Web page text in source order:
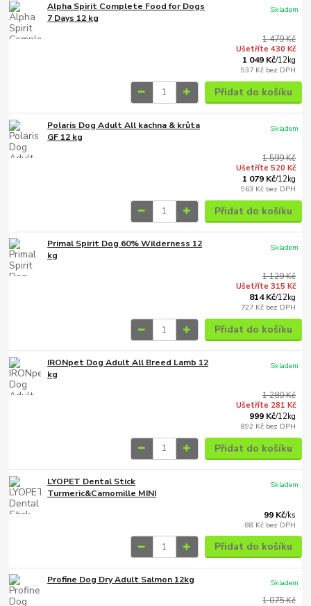
Alpha Spirit Complete Food for Dogs
7 Days 12 kg
1 479 Kč
Ušetříte 430 Kč
1 049 Kč/12kg
937 Kč bez DPH
Skladem
Přidat do košíku
Polaris Dog Adult All kachna & krůta
GF 12 kg
1 599 Kč
Ušetříte 520 Kč
1 079 Kč/12kg
963 Kč bez DPH
Skladem
Přidat do košíku
Primal Spirit Dog 60% Wilderness 12
kg
1 129 Kč
Ušetříte 315 Kč
814 Kč/12kg
727 Kč bez DPH
Skladem
Přidat do košíku
IRONpet Dog Adult All Breed Lamb 12
kg
1 280 Kč
Ušetříte 281 Kč
999 Kč/12kg
892 Kč bez DPH
Skladem
Přidat do košíku
LYOPET Dental Stick
Turmeric&Camomille MINI
99 Kč/ks
88 Kč bez DPH
Skladem
Přidat do košíku
Profine Dog Dry Adult Salmon 12kg
1 075 Kč
Skladem